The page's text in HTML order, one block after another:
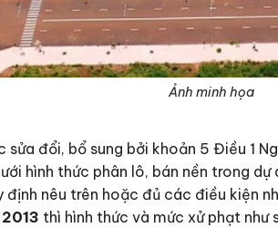
Ảnh minh họa
sửa đổi, bổ sung bởi khoản 5 Điều 1
hình thức phân lô, bán nền trong
nêu trên hoặc đủ các điều kiện
thì hình thức và mức xử phạt như